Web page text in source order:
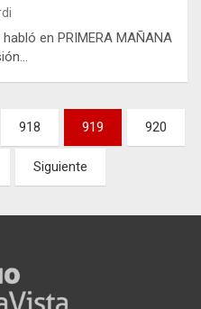
en PRIMERA MAÑANA
918 919 920
Siguiente